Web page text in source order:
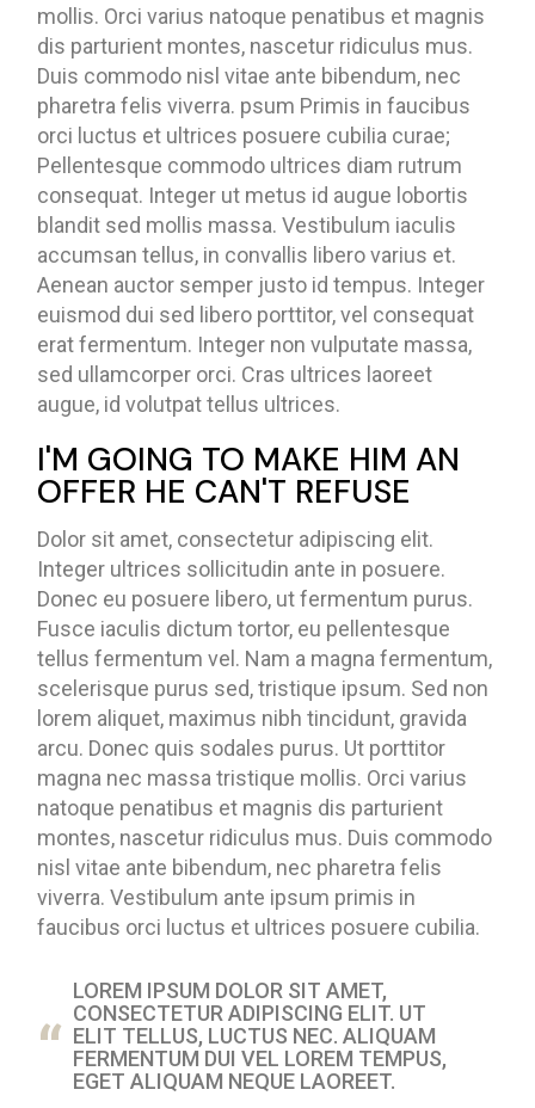
mollis. Orci varius natoque penatibus et magnis
dis parturient montes, nascetur ridiculus mus.
Duis commodo nisl vitae ante bibendum, nec
pharetra felis viverra. psum Primis in faucibus
orci luctus et ultrices posuere cubilia curae;
Pellentesque commodo ultrices diam rutrum
consequat. Integer ut metus id augue lobortis
blandit sed mollis massa. Vestibulum iaculis
accumsan tellus, in convallis libero varius et.
Aenean auctor semper justo id tempus. Integer
euismod dui sed libero porttitor, vel consequat
erat fermentum. Integer non vulputate massa,
sed ullamcorper orci. Cras ultrices laoreet
augue, id volutpat tellus ultrices.
I'M GOING TO MAKE HIM AN
OFFER HE CAN'T REFUSE
Dolor sit amet, consectetur adipiscing elit.
Integer ultrices sollicitudin ante in posuere.
Donec eu posuere libero, ut fermentum purus.
Fusce iaculis dictum tortor, eu pellentesque
tellus fermentum vel. Nam a magna fermentum,
scelerisque purus sed, tristique ipsum. Sed non
lorem aliquet, maximus nibh tincidunt, gravida
arcu. Donec quis sodales purus. Ut porttitor
magna nec massa tristique mollis. Orci varius
natoque penatibus et magnis dis parturient
montes, nascetur ridiculus mus. Duis commodo
nisl vitae ante bibendum, nec pharetra felis
viverra. Vestibulum ante ipsum primis in
faucibus orci luctus et ultrices posuere cubilia.
LOREM IPSUM DOLOR SIT AMET,
CONSECTETUR ADIPISCING ELIT. UT
ELIT TELLUS, LUCTUS NEC. ALIQUAM
FERMENTUM DUI VEL LOREM TEMPUS,
EGET ALIQUAM NEQUE LAOREET.